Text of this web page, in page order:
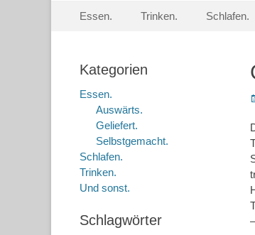
Sekundär-Menü
zum
Essen. Trinken. Schlafen.
Kategorien
Essen.
Auswärts.
Geliefert.
Selbstgemacht.
Schlafen.
Trinken.
Und sonst.
Schlagwörter